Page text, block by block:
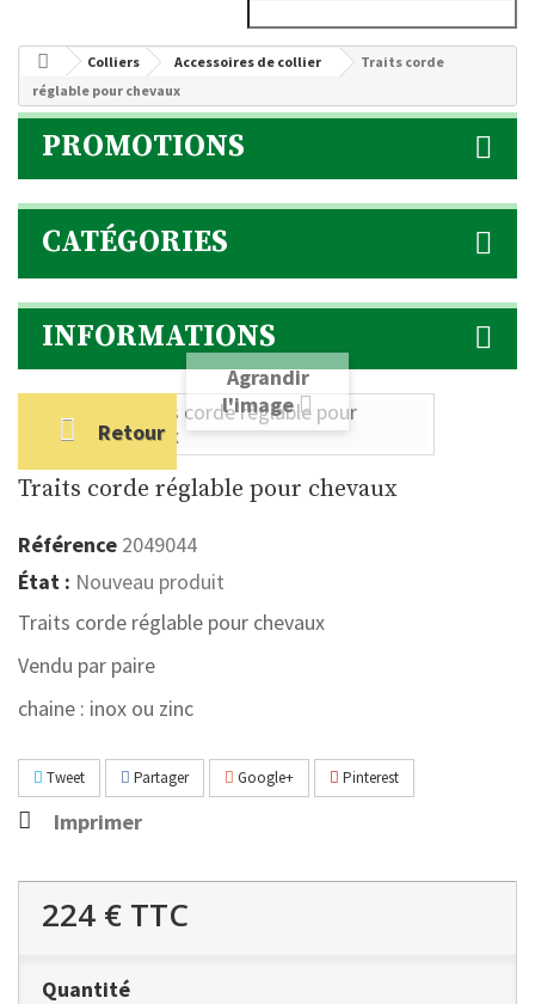
Colliers Accessoires de collier
Traits corde
réglable pour chevaux
PROMOTIONS
CATÉGORIES
INFORMATIONS
Retour
Agrandir
l'image
Traits corde réglable pour chevaux
Référence 2049044
État : Nouveau produit
Traits corde réglable pour chevaux
Vendu par paire
chaine : inox ou zinc
Tweet Partager Google+ Pinterest
Imprimer
224 € TTC
Quantité